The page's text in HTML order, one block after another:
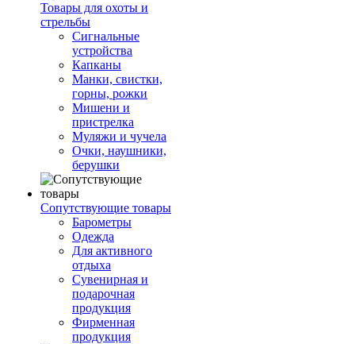
Товары для охоты и
стрельбы
Сигнальные
устройства
Капканы
Манки, свистки,
горны, рожки
Мишени и
пристрелка
Муляжи и чучела
Очки, наушники,
берушки
Сопутствующие товары
Барометры
Одежда
Для активного
отдыха
Сувенирная и
подарочная
продукция
Фирменная
продукция